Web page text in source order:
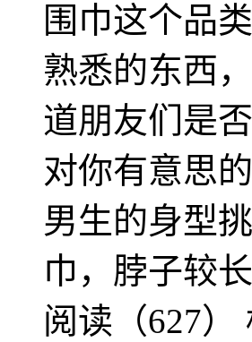
围巾这个品
熟悉的东西
道朋友们是
对你有意思
男生的身型
巾，脖子较
阅读（627）